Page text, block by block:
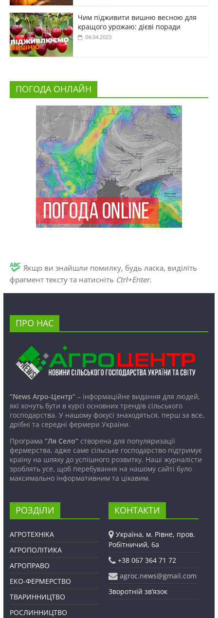
Чим підживити вишню весною для
кращого урожаю: дієві поради
04.04.2023
ПОГОДА ОНЛАЙН
Якщо ви знайшли помилку, будь ласка, виділіть
фрагмент тексту та натисніть Ctrl+Enter.
ПРО НАС
“News Агро-Центр”– інформаційне видання для людей,
які хочуть бути в курсі основних трендів сільського
господарства. У нашому фокусі знаходяться, перш за все,
дрібні та середні фермери України.
Програма “Ля Село”створена для популяризації
фермерства, адже саме сільське господарство підтримує
країну на шляху до успішного розвитку. Наші журналісти
зроблять усе, щоб перебування на нашому сайті було
максимально інформативним та цікавим.
РОЗДІЛИ
АГРОТЕХНІКА
АГРОПОЛІТИКА
АГРОПРАВО
ЕКО-ФЕРМЕРСТВО
ТВАРИННИЦТВО
РОСЛИННИЦТВО
КОНТАКТИ
Україна, м. Рівне, пров.
Робітничий, 6а
+38 067 364 71 72
agroc.news@gmail.com
Зворотній зв’язок